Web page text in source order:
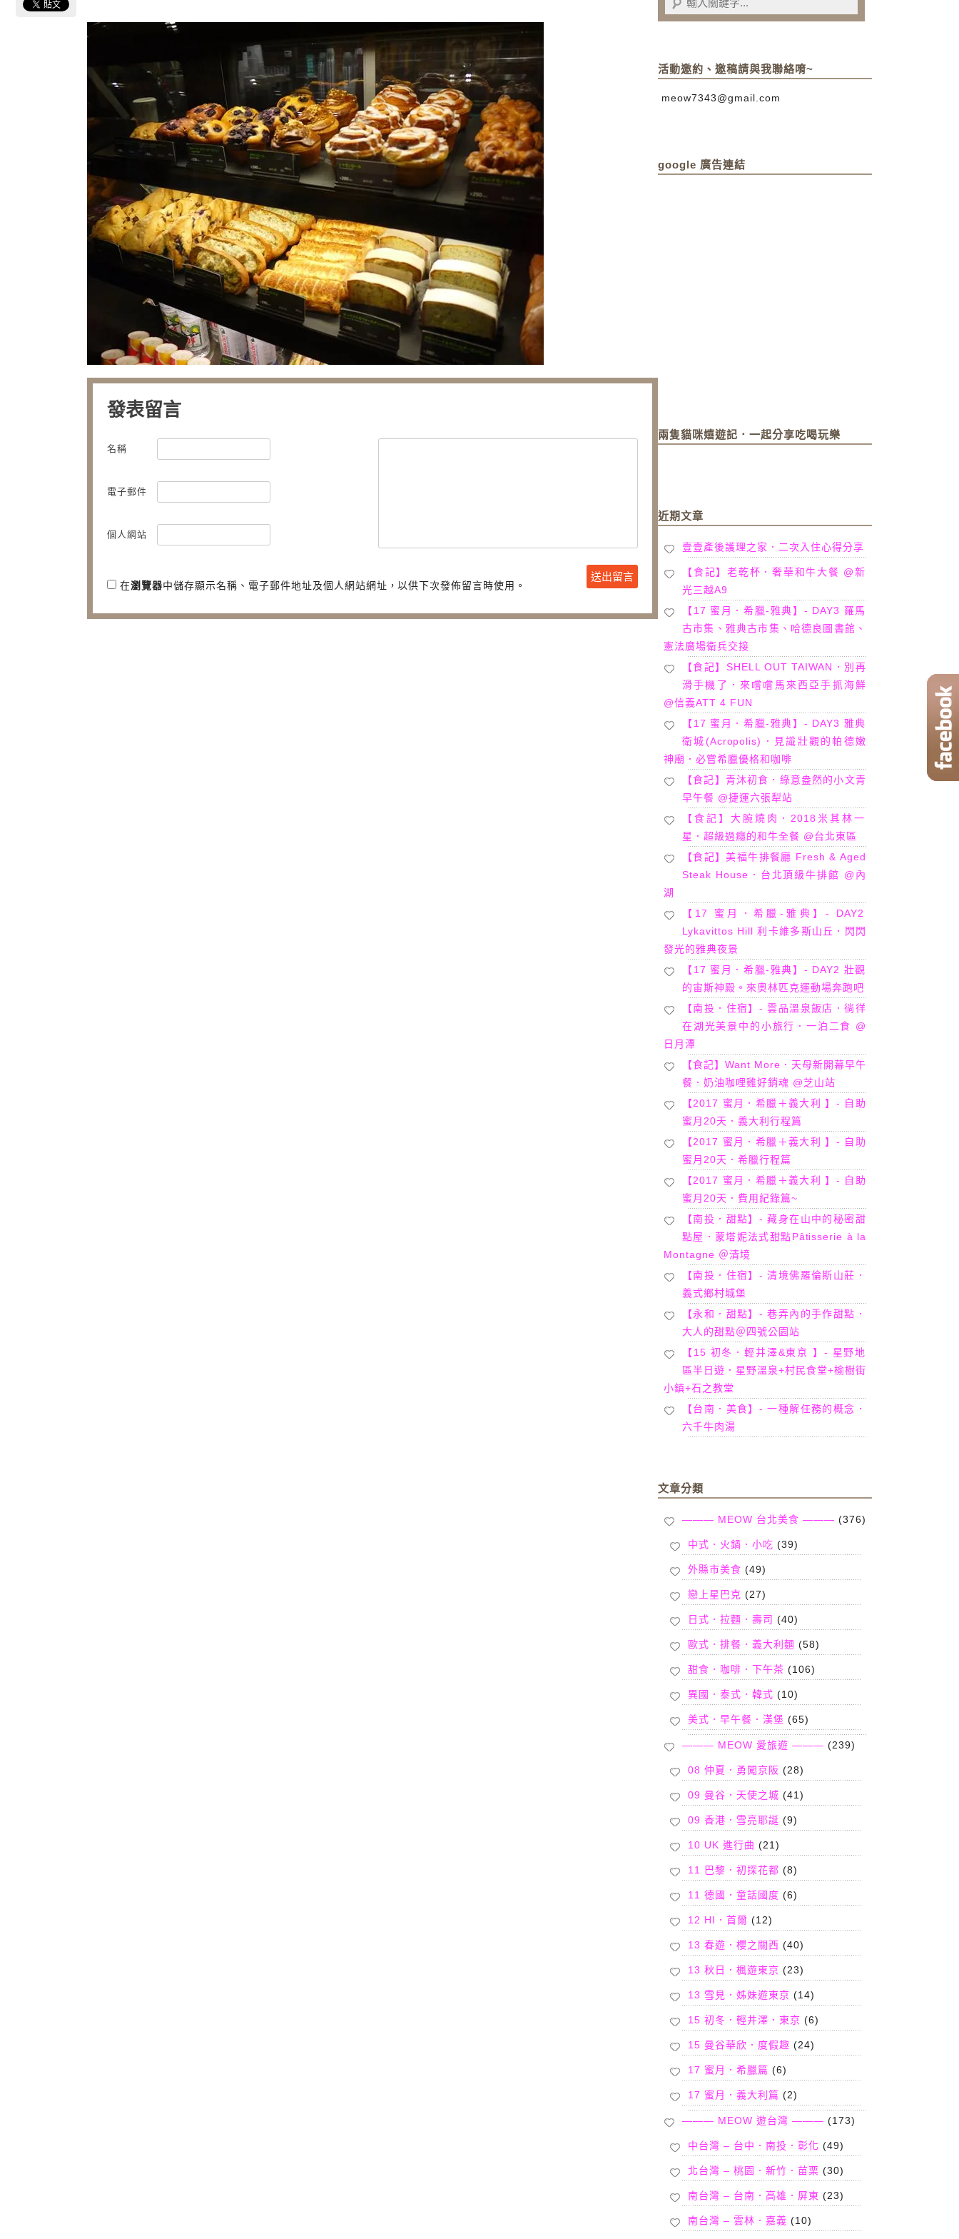
發表留言
名稱
電子郵件
個人網站
在瀏覽器中儲存顯示名稱、電子郵件地址及個人網站網址，以供下次發佈留言時使用。
活動邀約、邀稿請與我聯絡唷~
meow7343@gmail.com
google 廣告連結
兩隻貓咪嬉遊記．一起分享吃喝玩樂
近期文章
壹壹產後護理之家．二次入住心得分享
【食記】老乾杯．奢華和牛大餐 @新
光三越A9
【17 蜜月．希臘-雅典】- DAY3 羅馬
古市集、雅典古市集、哈德良圖書館、
憲法廣場衛兵交接
【食記】SHELL OUT TAIWAN．別再
滑手機了．來嚐嚐馬來西亞手抓海鮮
@信義ATT 4 FUN
【17 蜜月．希臘-雅典】- DAY3 雅典
衛城(Acropolis)．見識壯觀的帕德嫩
神廟．必嘗希臘優格和咖啡
【食記】青沐初食．綠意盎然的小文青
早午餐 @捷運六張犁站
【食記】大腕燒肉．2018米其林一
星．超級過癮的和牛全餐 @台北東區
【食記】美福牛排餐廳 Fresh & Aged
Steak House．台北頂級牛排館 @內
湖
【17 蜜月．希臘-雅典】- DAY2
Lykavittos Hill 利卡維多斯山丘．閃閃
發光的雅典夜景
【17 蜜月．希臘-雅典】- DAY2 壯觀
的宙斯神殿。來奧林匹克運動場奔跑吧
【南投．住宿】- 雲品溫泉飯店．徜徉
在湖光美景中的小旅行．一泊二食 @
日月潭
【食記】Want More．天母新開幕早午
餐．奶油咖哩雞好銷魂 @芝山站
【2017 蜜月．希臘＋義大利 】- 自助
蜜月20天．義大利行程篇
【2017 蜜月．希臘＋義大利 】- 自助
蜜月20天．希臘行程篇
【2017 蜜月．希臘＋義大利 】- 自助
蜜月20天．費用紀錄篇~
【南投．甜點】- 藏身在山中的秘密甜
點屋．蒙塔妮法式甜點Pâtisserie à la
Montagne ＠清境
【南投．住宿】- 清境佛羅倫斯山莊．
義式鄉村城堡
【永和．甜點】- 巷弄內的手作甜點．
大人的甜點＠四號公園站
【15 初冬．輕井澤&東京 】- 星野地
區半日遊．星野溫泉+村民食堂+榆樹街
小鎮+石之教堂
【台南．美食】- 一種解任務的概念．
六千牛肉湯
文章分類
——— MEOW 台北美食 ——— (376)
中式．火鍋．小吃 (39)
外縣市美食 (49)
戀上星巴克 (27)
日式．拉麵．壽司 (40)
歐式．排餐．義大利麵 (58)
甜食．咖啡．下午茶 (106)
異國．泰式．韓式 (10)
美式．早午餐．漢堡 (65)
——— MEOW 愛旅遊 ——— (239)
08 仲夏．勇闖京阪 (28)
09 曼谷．天使之城 (41)
09 香港．雪亮耶誕 (9)
10 UK 進行曲 (21)
11 巴黎．初探花都 (8)
11 德國．童話國度 (6)
12 HI．首爾 (12)
13 春遊．櫻之關西 (40)
13 秋日．楓遊東京 (23)
13 雪見．姊妹遊東京 (14)
15 初冬．輕井澤．東京 (6)
15 曼谷華欣．度假趣 (24)
17 蜜月．希臘篇 (6)
17 蜜月．義大利篇 (2)
——— MEOW 遊台灣 ——— (173)
中台灣 – 台中．南投．彰化 (49)
北台灣 – 桃園．新竹．苗栗 (30)
南台灣 – 台南．高雄．屏東 (23)
南台灣 – 雲林．嘉義 (10)